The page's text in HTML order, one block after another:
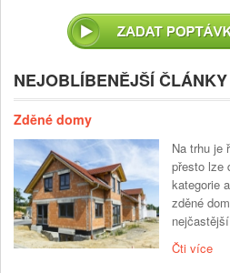
NEJOBLÍBENĚJŠÍ ČLÁNKY
Zděné domy
Na trhu je
přesto lze
kategorie
zděné
Čti více